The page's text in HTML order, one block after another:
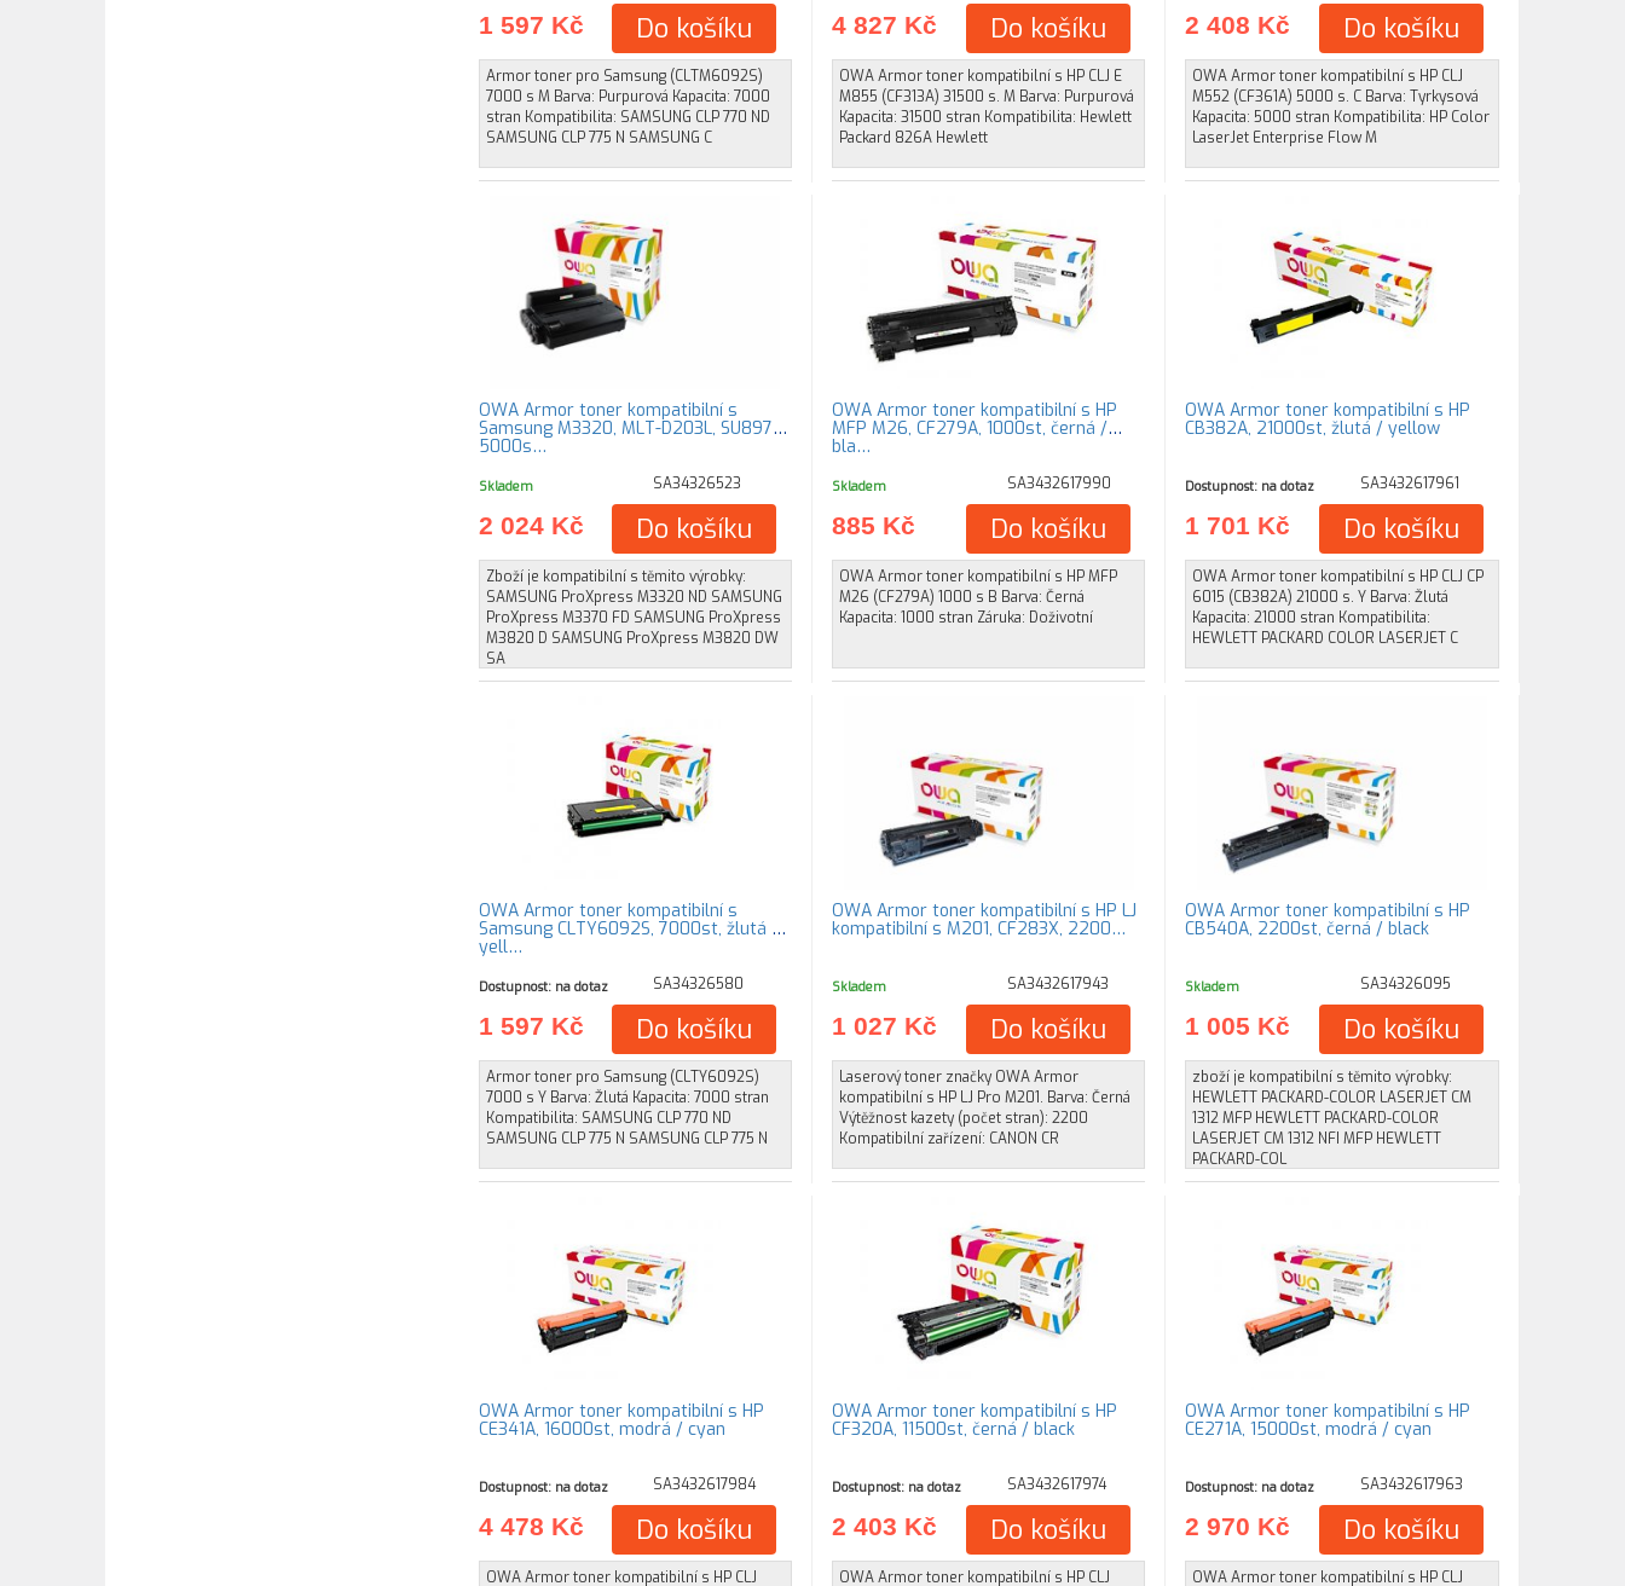
1 597 Kč Do košíku
Armor toner pro Samsung (CLTM6092S)
7000 s M Barva: Purpurová Kapacita: 7000
stran Kompatibilita: SAMSUNG CLP 770 ND
SAMSUNG CLP 775 N SAMSUNG C
4 827 Kč Do košíku
OWA Armor toner kompatibilní s HP CLJ E
M855 (CF313A) 31500 s. M Barva: Purpurová
Kapacita: 31500 stran Kompatibilita: Hewlett
Packard 826A Hewlett
2 408 Kč Do košíku
OWA Armor toner kompatibilní s HP CLJ
M552 (CF361A) 5000 s. C Barva: Tyrkysová
Kapacita: 5000 stran Kompatibilita: HP Color
LaserJet Enterprise Flow M
OWA Armor toner kompatibilní s
Samsung M3320, MLT-D203L, SU897A,
5000s…
Skladem SA34326523
2 024 Kč Do košíku
Zboží je kompatibilní s těmito výrobky:
SAMSUNG ProXpress M3320 ND SAMSUNG
ProXpress M3370 FD SAMSUNG ProXpress
M3820 D SAMSUNG ProXpress M3820 DW
SA
OWA Armor toner kompatibilní s HP
MFP M26, CF279A, 1000st, černá /
bla…
Skladem SA3432617990
885 Kč Do košíku
OWA Armor toner kompatibilní s HP MFP
M26 (CF279A) 1000 s B Barva: Černá
Kapacita: 1000 stran Záruka: Doživotní
OWA Armor toner kompatibilní s HP
CB382A, 21000st, žlutá / yellow
Dostupnost: na dotaz SA3432617961
1 701 Kč Do košíku
OWA Armor toner kompatibilní s HP CLJ CP
6015 (CB382A) 21000 s. Y Barva: Žlutá
Kapacita: 21000 stran Kompatibilita:
HEWLETT PACKARD COLOR LASERJET C
OWA Armor toner kompatibilní s
Samsung CLTY6092S, 7000st, žlutá /
yell…
Dostupnost: na dotaz SA34326580
1 597 Kč Do košíku
Armor toner pro Samsung (CLTY6092S)
7000 s Y Barva: Žlutá Kapacita: 7000 stran
Kompatibilita: SAMSUNG CLP 770 ND
SAMSUNG CLP 775 N SAMSUNG CLP 775 N
OWA Armor toner kompatibilní s HP LJ
kompatibilní s M201, CF283X, 2200…
Skladem SA3432617943
1 027 Kč Do košíku
Laserový toner značky OWA Armor
kompatibilní s HP LJ Pro M201. Barva: Černá
Výtěžnost kazety (počet stran): 2200
Kompatibilní zařízení: CANON CR
OWA Armor toner kompatibilní s HP
CB540A, 2200st, černá / black
Skladem SA34326095
1 005 Kč Do košíku
zboží je kompatibilní s těmito výrobky:
HEWLETT PACKARD-COLOR LASERJET CM
1312 MFP HEWLETT PACKARD-COLOR
LASERJET CM 1312 NFI MFP HEWLETT
PACKARD-COL
OWA Armor toner kompatibilní s HP
CE341A, 16000st, modrá / cyan
Dostupnost: na dotaz SA3432617984
4 478 Kč Do košíku
OWA Armor toner kompatibilní s HP CLJ
OWA Armor toner kompatibilní s HP
CF320A, 11500st, černá / black
Dostupnost: na dotaz SA3432617974
2 403 Kč Do košíku
OWA Armor toner kompatibilní s HP CLJ
OWA Armor toner kompatibilní s HP
CE271A, 15000st, modrá / cyan
Dostupnost: na dotaz SA3432617963
2 970 Kč Do košíku
OWA Armor toner kompatibilní s HP CLJ